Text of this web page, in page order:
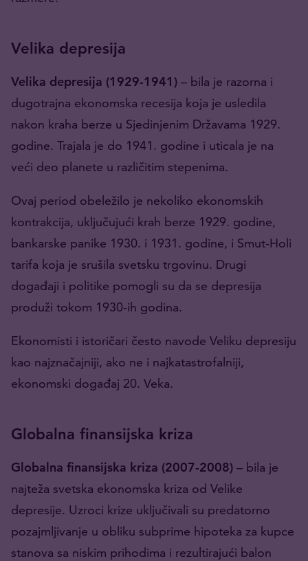
Velika depresija
Velika depresija (1929-1941) – bila je razorna i
dugotrajna ekonomska recesija koja je usledila
nakon kraha berze u Sjedinjenim Državama 1929.
godine. Trajala je do 1941. godine i uticala je na
veći deo planete u različitim stepenima.
Ovaj period obeležilo je nekoliko ekonomskih
kontrakcija, uključujući krah berze 1929. godine,
bankarske panike 1930. i 1931. godine, i Smut-Holi
tarifa koja je srušila svetsku trgovinu. Drugi
događaji i politike pomogli su da se depresija
produži tokom 1930-ih godina.
Ekonomisti i istoričari često navode Veliku depresiju
kao najznačajniji, ako ne i najkatastrofalniji,
ekonomski događaj 20. Veka.
Globalna finansijska kriza
Globalna finansijska kriza (2007-2008) – bila je
najteža svetska ekonomska kriza od Velike
depresije. Uzroci krize uključivali su predatorno
pozajmljivanje u obliku subprime hipoteka za kupce
stanova sa niskim prihodima i rezultirajući balon